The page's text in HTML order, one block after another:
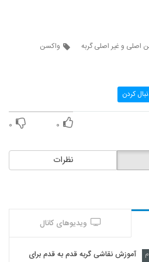
اصلی و غیر اصلی گربه واکسن
کردن
۰ ۰
نظرات
ویدیوهای کانال
آموزش نقاشی گربه قدم به قدم برای